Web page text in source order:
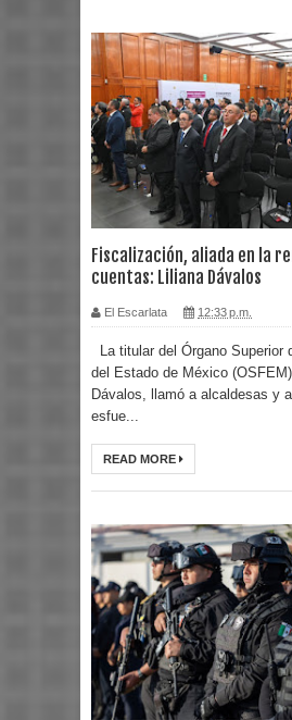
Fiscalización, aliada en la
cuentas: Liliana Dávalos
El Escarlata 12:33 p.m.
La titular del Órgano Superior
del Estado de México
Dávalos, llamó a alcaldesas y
esfue...
READ MORE